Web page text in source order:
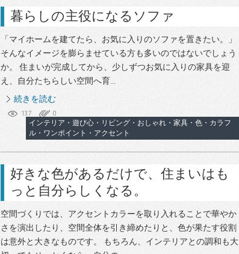
暮らしの主役になるソファ
「マイホームを建てたら、お気に入りのソファを置きたい。」
そんなイメージを膨らませている方も多いのではないでしょう
か。 住まいが完成してから、少しずつお気に入りの家具を迎
え、自分たちらしい空間へ育...
続きを読む
137 0
インテリア・遊び心・リビング・おしゃれ・家具・色・カラフ
ル・ワンポイント・アクセント
好きな色があるだけで、住まいはも
っと自分らしくなる。
空間づくりでは、アクセントカラーを取り入れることで華やか
さを演出したり、空間全体を引き締めたりと、色が果たす役割
は意外と大きなものです。 もちろん、インテリアとの調和も大